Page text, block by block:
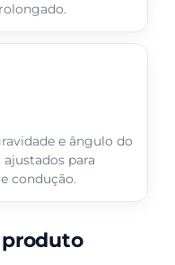
e ângulo do
para
condução.